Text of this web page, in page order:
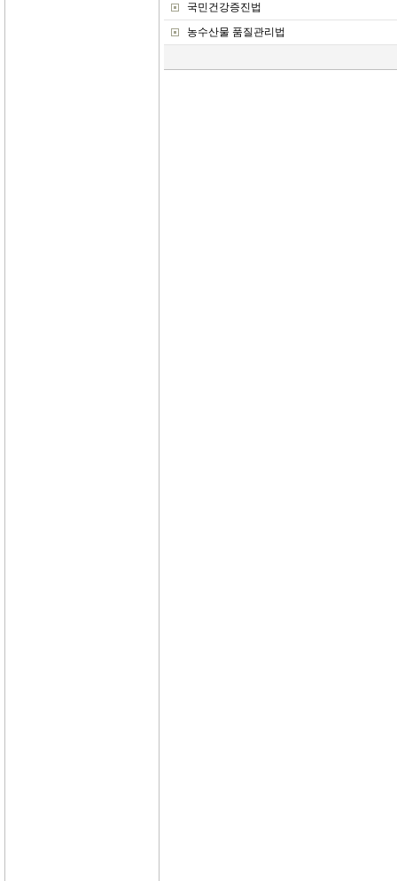
국민건강증진법
농수산물 품질관리법